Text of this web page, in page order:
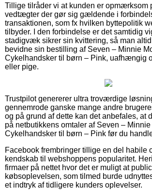
Tillige tilråder vi at kunden er opmærksom
vedtægter der gør sig gældende i
transaktionen, som fx hvilken byttepolitik
tilbyder. I den forbindelse er det samtidig
stadigvæk sikrer sin kvittering, så man
bevidne sin bestilling af Seven – Minnie
Cykelhandsker til børn – Pink, uafhængig
eller pige.
Trustpilot genererer ultra troværdige
gennemrode ganske mange andre
og på grund af dette kan det anbefales, at
på netbutikkens omtaler af Seven –
Cykelhandsker til børn – Pink før du
Facebook frembringer tillige en del habile
kendskab til webshoppens popularitet.
firmaer på nettet hvor det er muligt at
købsoplevelsen, som tilmed burde
et indtryk af tidligere kunders oplevelser.